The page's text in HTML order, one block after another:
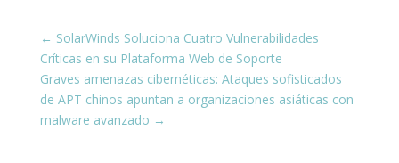
← SolarWinds Soluciona Cuatro Vulnerabilidades
Críticas en su Plataforma Web de Soporte
Graves amenazas cibernéticas: Ataques sofisticados
de APT chinos apuntan a organizaciones asiáticas con
malware avanzado →